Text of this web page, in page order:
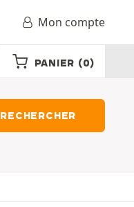
Mon compte
PANIER (0)
RECHERCHER